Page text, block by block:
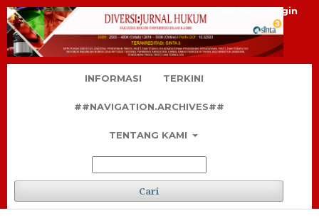
INFORMASI TERKINI
##NAVIGATION.ARCHIVES##
TENTANG KAMI
Cari
Daftar Login